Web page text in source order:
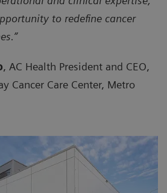
to redefine cancer
, AC Health President and CEO,
Cancer Care Center, Metro